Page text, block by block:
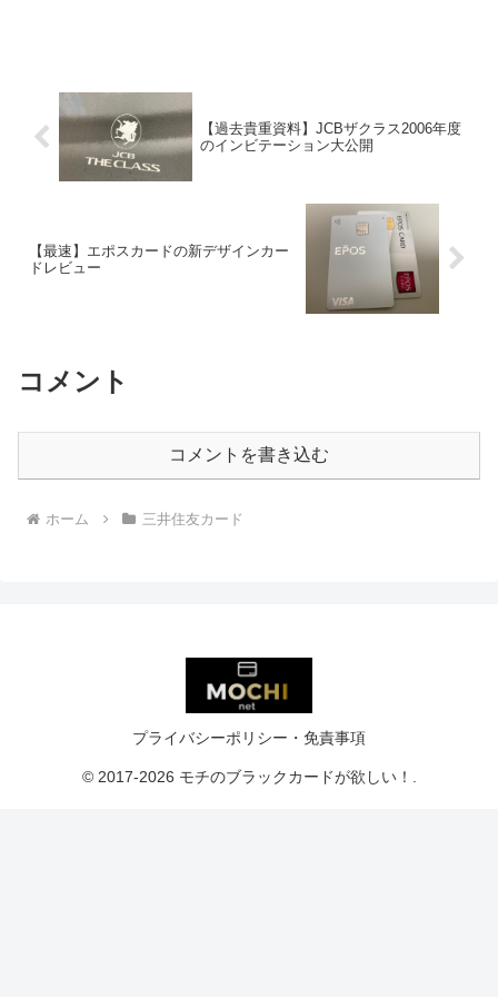
【過去貴重資料】JCBザクラス2006年度
のインビテーション大公開
【最速】エポスカードの新デザインカー
ドレビュー
コメント
コメントを書き込む
ホーム 三井住友カード
プライバシーポリシー・免責事項
© 2017-2026 モチのブラックカードが欲しい！.